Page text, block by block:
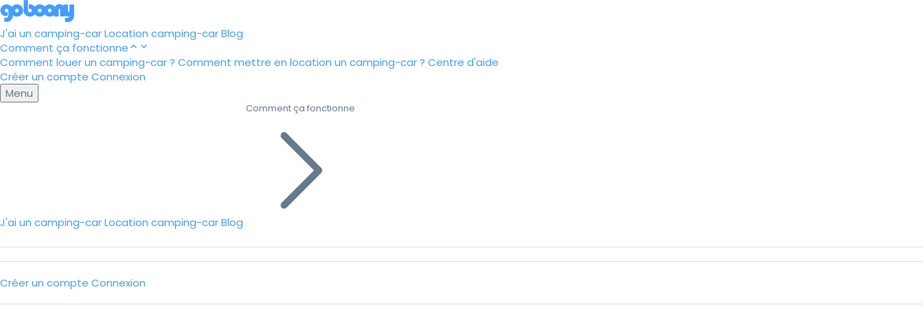
J'ai un camping-carLocation camping-carBlog
Comment ça fonctionne
Comment louer un camping-car ? Comment mettre en location un camping-car ? Centre d'aide
Créer un compte Connexion
Menu
J'ai un camping-carLocation camping-carBlog
Comment ça fonctionne
Créer un compte Connexion